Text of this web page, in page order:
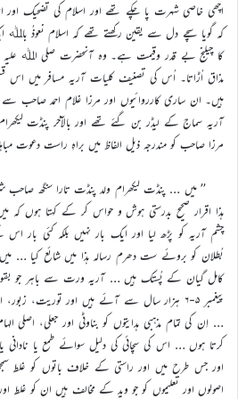
اچھی خاصی شہرت پا چکے تھے اور اسلام کی تضحیک
کہ گویا سچے دل سے یقین رکھتے تھے کہ اسلام نعوذُ باﷲ
کا چیلنج بے قدر وقیمت ہے۔ وہ آنحضرت صلی اﷲ علیہ
مذاق اُڑاتا۔ اُس کی تصنیف کلیات آریہ مسافر میں اس
ہیں۔ ان ساری کارروائیوں اور مرزا غلام احمد صاحب
آریہ سماج کے لیڈر بن گئے تھے اور بالآخر پنڈت
مرزا صاحب کو مندرجہ ذیل الفاظ میں براہِ راست دعوت
’’ میں … پنڈت لیکھرام ولد پنڈت تارا سنگھ صاحب
ہذا اقرار صحیح بدرستی ہوش و حواس کر کے کہتا ہوں
چشم آریہ کو پڑھ لیا اور ایک بار نہیں بلکہ کئی بار اس
بُطلان کو بروئے ست دھرم رسالہ ہذا میں شائع کیا …
کامل گیان کے پُستک ہیں … آریہ ورت سے باہر جو
پیغمبر ۵-۶ ہزار سال سے آئے ہیں اور توریت،
… اِن کی تمام مذہبی ہدایتوں کو بناوٹی اور جعلی، اصلی
کرتا ہوں … اس کی سچائی کی دلیل سوائے طمع یا
اور جس طرح میں اور راستی کے خلاف باتوں کو غلط
اصولوں اور تعلیموں کو جو وید کے مخالف ہیں ان کو غلط